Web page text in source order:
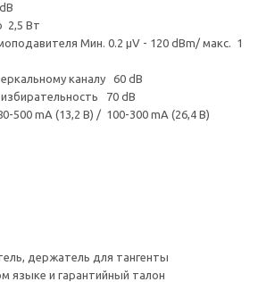
2,5 Вт
Мин. 0.2 µV - 120 dBm/ макс. 1
каналу 60 dB
70 dB
500 mA (13,2 В) / 100-300 mA (26,4 В)
держатель для тангенты
языке и гарантийный талон